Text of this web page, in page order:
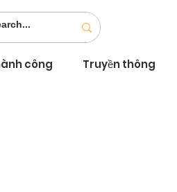
công Truyền thông